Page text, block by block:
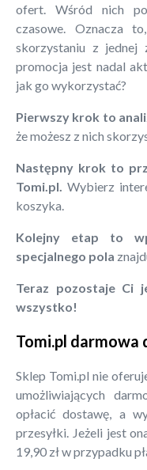
ofert. Wśród nich
czasowe. Oznacza
skorzystaniu z jednej
promocja jest nadal
jak go wykorzystać?
Pierwszy krok to
że możesz z nich
Następny krok to
Tomi.pl.Wybierz
koszyka.
Kolejny etap to
specjalnego pola
Teraz pozostaje Ci
wszystko!
Tomi.pl darmowa
Sklep Tomi.pl nie
umożliwiających
opłacić dostawę, a
przesyłki. Jeżeli jest
19,90 zł w przypadku